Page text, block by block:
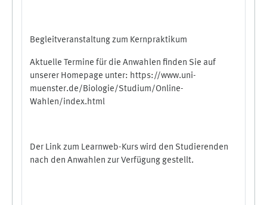
Begleitveranstaltung zum Kernpraktikum
Aktuelle Termine für die Anwahlen finden Sie auf
unserer Homepage unter: https://www.uni-
muenster.de/Biologie/Studium/Online-
Wahlen/index.html
Der Link zum Learnweb-Kurs wird den Studierenden
nach den Anwahlen zur Verfügung gestellt.